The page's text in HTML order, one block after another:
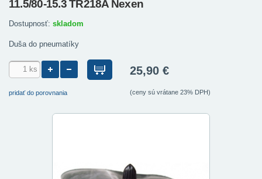
11.5/80-15.3 TR218A Nexen
Dostupnosť: skladom
Duša do pneumatíky
pridať do porovnania
25,90 €
(ceny sú vrátane 23% DPH)